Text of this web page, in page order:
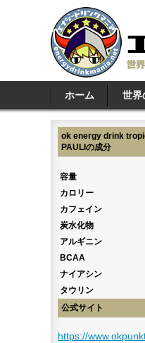
ホーム 世界
ok energy drink
PAULIの成分
容量
カロリー
カフェイン
炭水化物
アルギニン
BCAA
ナイアシン
タウリン
公式サイト
https://